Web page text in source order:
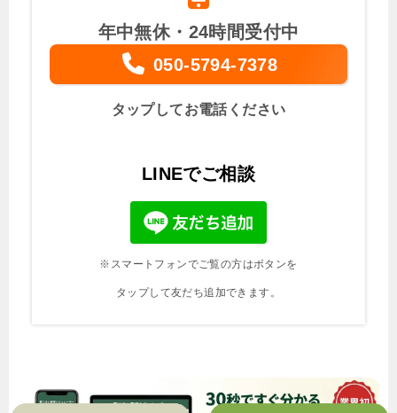
年中無休・24時間受付中
050-5794-7378
タップしてお電話ください
LINEでご相談
※スマートフォンでご覧の方はボタンを
タップして友だち追加できます。